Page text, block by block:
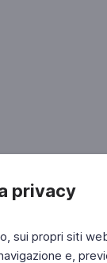
privacy
sui propri siti
e,